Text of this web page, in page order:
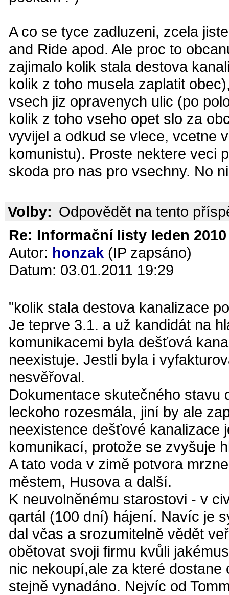
A co se tyce zadluzeni, zcela
and Ride apod. Ale proc to
zajimalo kolik stala destova
kolik z toho musela zaplatit
vsech jiz opravenych ulic (po
kolik z toho vseho opet slo za
vyvijel a odkud se vlece, vcetne
komunistu). Proste nektere veci
skoda pro nas pro vsechny. No
Volby: Odpovědět na tento
Re: Informační listy leden
Autor: honzak (IP zapsáno)
Datum: 03.01.2011 19:29
"kolik stala destova kanalizace
Je teprve 3.1. a už kandidát na
komunikacemi byla dešťová
neexistuje. Jestli byla i
nesvěřoval.
Dokumentace skutečného
leckoho rozesmála, jiní by ale
neexistence dešťové kanalizace
komunikací, protože se zvyšuje
A tato voda v zimě potvora
městem, Husova a další.
K neuvolněnému starostovi - v
qartál (100 dní) hájení. Navíc je
dal včas a srozumitelně vědět
obětovat svoji firmu kvůli
nic nekoupí,ale za které
stejně vynadáno. Nejvíc od